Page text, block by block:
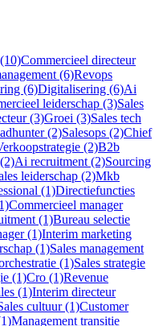
Commercieel directeur
(6)Revops
(6)Digitalisering (6)Ai
leiderschap (3)Sales
(3)Groei (3)Sales tech
(2)Salesops (2)Chief
(2)B2b
Ai recruitment (2)Sourcing
leiderschap (2)Mkb
(1)Directiefuncties
Commercieel manager
(1)Bureau selectie
(1)Interim marketing
(1)Sales management
(1)Sales strategie
(1)Cro (1)Revenue
(1)Interim directeur
cultuur (1)Customer
Management transitie